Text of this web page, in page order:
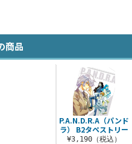
商品
P.A.N.D.R.A（パンド
ラ） B2タペストリー
¥3,190（税込）